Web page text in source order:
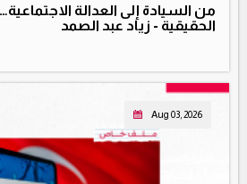
من السيادة إلى العدالة
الحقيقية - زياد عبد الصمد
Aug 03, 2026